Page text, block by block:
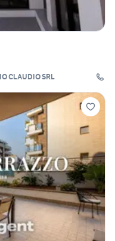
CLAUDIO SRL